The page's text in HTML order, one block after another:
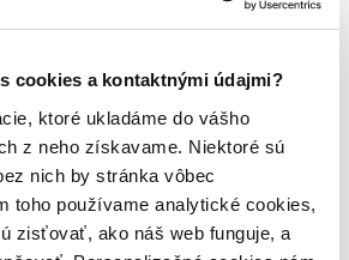
cookies a kontaktnými údajmi?
ktoré ukladáme do vášho
z neho získavame. Niektoré sú
nich by stránka vôbec
toho používame analytické cookies,
zisťovať, ako náš web funguje, a
alternative media and democratic
communications and place them in a
detailed cultural and historical context.
Ranging from prophecy in sixteenth-
century England to the self-...
🍎 Vypredané